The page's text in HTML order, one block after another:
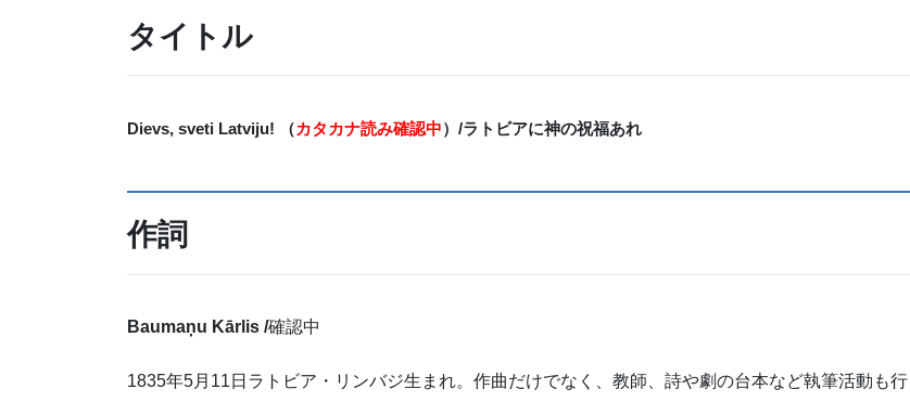
タイトル
Dievs, sveti Latviju! （カタカナ読み確認中） /ラトビアに神の祝福あれ
作詞
Baumaņu Kārlis /確認中
1835年5月11日ラトビア・リンバジ生まれ。作曲だけでなく、教師、詩や劇の台本など執筆活動も行